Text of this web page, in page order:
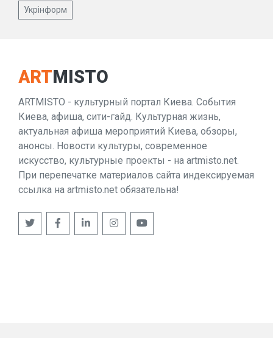
Укрінформ
ARTMISTO
ARTMISTO - культурный портал Киева. События
Киева, афиша, сити-гайд. Культурная жизнь,
актуальная афиша мероприятий Киева, обзоры,
анонсы. Новости культуры, современное
искусство, культурные проекты - на artmisto.net.
При перепечатке материалов сайта индексируемая
ссылка на artmisto.net обязательна!